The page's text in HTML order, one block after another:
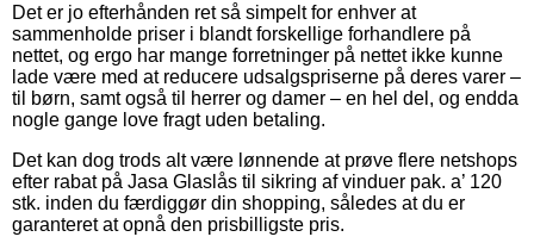
Det er jo efterhånden ret så simpelt for enhver at
sammenholde priser i blandt forskellige forhandlere på
nettet, og ergo har mange forretninger på nettet ikke kunne
lade være med at reducere udsalgspriserne på deres varer –
til børn, samt også til herrer og damer – en hel del, og endda
nogle gange love fragt uden betaling.
Det kan dog trods alt være lønnende at prøve flere netshops
efter rabat på Jasa Glaslås til sikring af vinduer pak. a’ 120
stk. inden du færdiggør din shopping, således at du er
garanteret at opnå den prisbilligste pris.